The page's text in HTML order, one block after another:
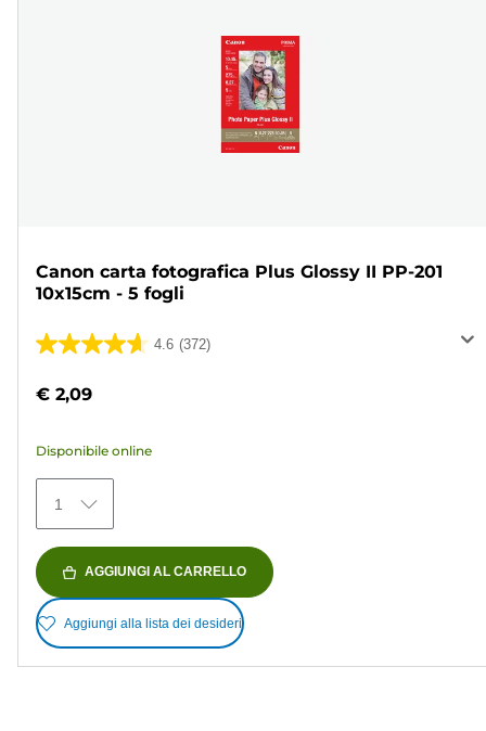
Canon carta fotografica Plus Glossy II PP-201
10x15cm - 5 fogli
4.6 (372)
4.6
5
372
recensioni
€ 2,09
Disponibile online
1
AGGIUNGI AL CARRELLO
Aggiungi alla lista dei desideri